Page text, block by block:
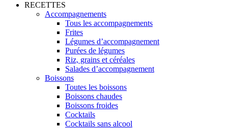
RECETTES
Accompagnements
Tous les accompagnements
Frites
Légumes d’accompagnement
Purées de légumes
Riz, grains et céréales
Salades d’accompagnement
Boissons
Toutes les boissons
Boissons chaudes
Boissons froides
Cocktails
Cocktails sans alcool